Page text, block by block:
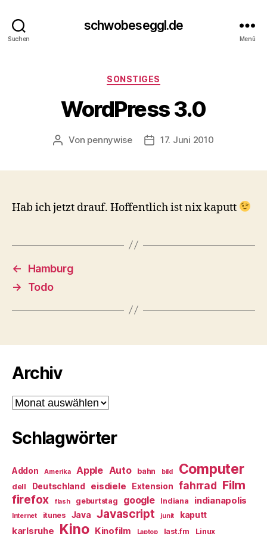
Suchen
schwobeseggl.de
Menü
Kategorien
SONSTIGES
WordPress 3.0
Beitragsautor
Von pennywise Veröffentlichungsdatum
17. Juni 2010
Hab ich jetzt drauf. Hoffentlich ist nix kaputt
←
Hamburg
→
Todo
Archiv
Archiv
Schlagwörter
Addon Amerika Apple Auto bahn bild Computer
dell Deutschland eisdiele Extension fahrrad Film
firefox flash geburtstag google Indiana indianapolis
Internet itunes Java Javascript junit kaputt
karlsruhe Kino Kinofilm Laptop last.fm Linux